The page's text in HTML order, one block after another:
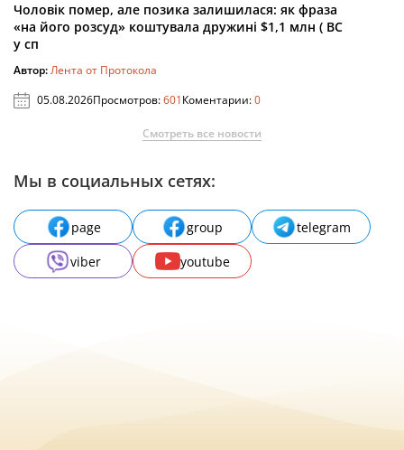
Чоловік помер, але позика залишилася: як фраза
«на його розсуд» коштувала дружині $1,1 млн ( ВС
у сп
Автор:Лента от Протокола
05.08.2026Просмотров:601Коментарии:0
Смотреть все новости
Мы в социальных сетях:
page group
telegram
viber
youtube